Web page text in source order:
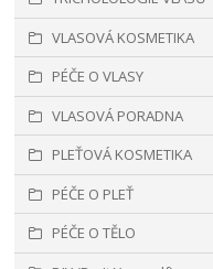
VLASOVÁ KOSMETIKA
PÉČE O VLASY
VLASOVÁ PORADNA
PLEŤOVÁ KOSMETIKA
PÉČE O PLEŤ
PÉČE O TĚLO